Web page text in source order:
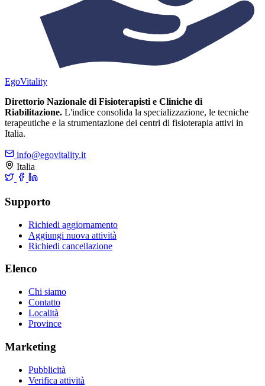
EgoVitality
Direttorio Nazionale di Fisioterapisti e Cliniche di
Riabilitazione. L'indice consolida la specializzazione, le tecniche
terapeutiche e la strumentazione dei centri di fisioterapia attivi in
Italia.
info@egovitality.it
Italia
Supporto
Richiedi aggiornamento
Aggiungi nuova attività
Richiedi cancellazione
Elenco
Chi siamo
Contatto
Località
Province
Marketing
Pubblicità
Verifica attività